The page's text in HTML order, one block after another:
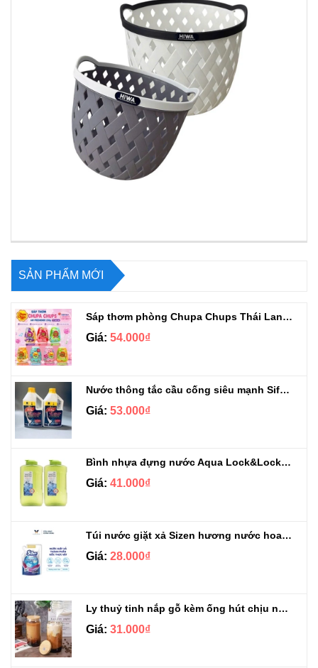
SẢN PHẨM MỚI
Sáp thơm phòng Chupa Chups Thái Lan 230g
Giá: 54.000₫
Nước thông tắc cầu cống siêu mạnh Sifa 1.4kg
Giá: 53.000₫
Bình nhựa đựng nước Aqua Lock&Lock 2.1L
Giá: 41.000₫
Túi nước giặt xả Sizen hương nước hoa 500 ml
Giá: 28.000₫
Ly thuỷ tinh nắp gỗ kèm ống hút chịu nhiệt 500ml
Giá: 31.000₫